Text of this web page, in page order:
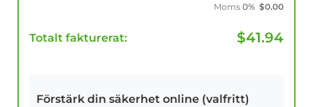
Moms 0% $0.00
Totalt fakturerat: $41.94
Förstärk din säkerhet online (valfritt)